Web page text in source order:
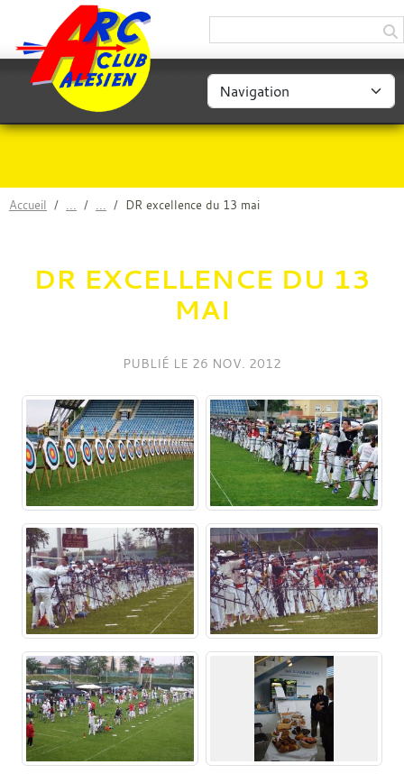
Accueil DR excellence du 13 mai
DR EXCELLENCE DU 13
MAI
PUBLIÉ LE 26 NOV. 2012
Panneau de gestion des cookies